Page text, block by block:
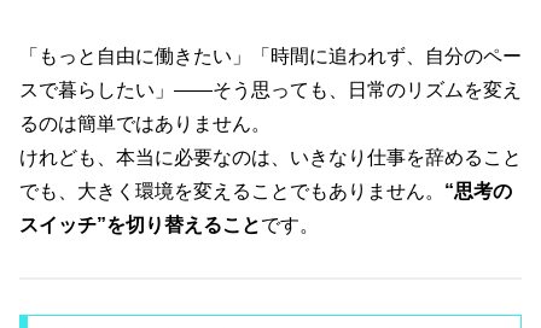
「もっと自由に働きたい」「時間に追われず、自分のペー
スで暮らしたい」——そう思っても、日常のリズムを変え
るのは簡単ではありません。
けれども、本当に必要なのは、いきなり仕事を辞めること
でも、大きく環境を変えることでもありません。 “思考の
スイッチ”を切り替えることです。